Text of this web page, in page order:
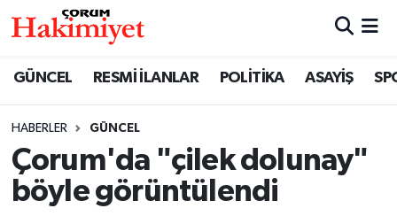
GÜNCEL RESMİ İLANLAR POLİTİKA ASAYİŞ
HABERLER GÜNCEL
Çorum'da "çilek dolunay"
böyle görüntülendi
SAĞLIK
ASAYİŞ
Nöbetçi Eczaneler
Çorum Namaz Vakitleri
Trafik Durumu